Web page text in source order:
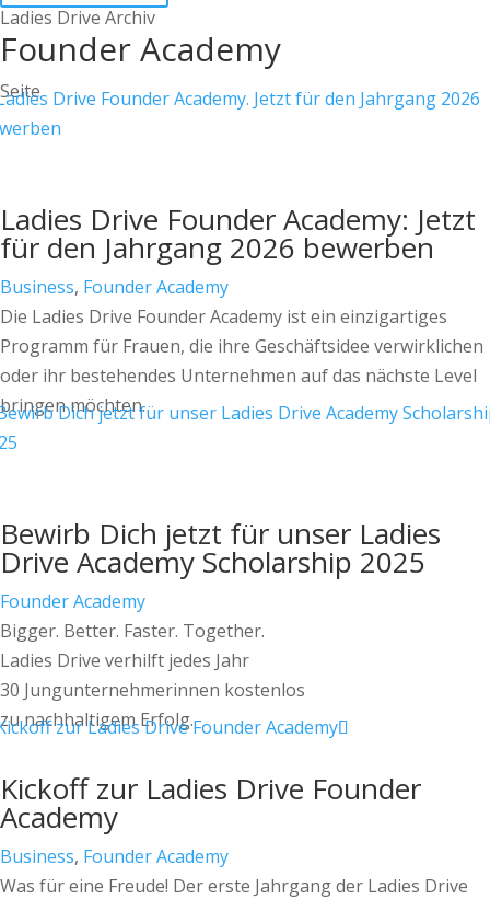
Ladies Drive Archiv
Founder Academy
Seite
Ladies Drive Founder Academy: Jetzt
für den Jahrgang 2026 bewerben
Business, Founder Academy
Die Ladies Drive Founder Academy ist ein einzigartiges
Programm für Frauen, die ihre Geschäftsidee verwirklichen
oder ihr bestehendes Unternehmen auf das nächste Level
bringen möchten.
Bewirb Dich jetzt für unser Ladies
Drive Academy Scholarship 2025
Founder Academy
Bigger. Better. Faster. Together.
Ladies Drive verhilft jedes Jahr
30 Jungunternehmerinnen kostenlos
zu nachhaltigem Erfolg.
Kickoff zur Ladies Drive Founder
Academy
Business, Founder Academy
Was für eine Freude! Der erste Jahrgang der Ladies Drive